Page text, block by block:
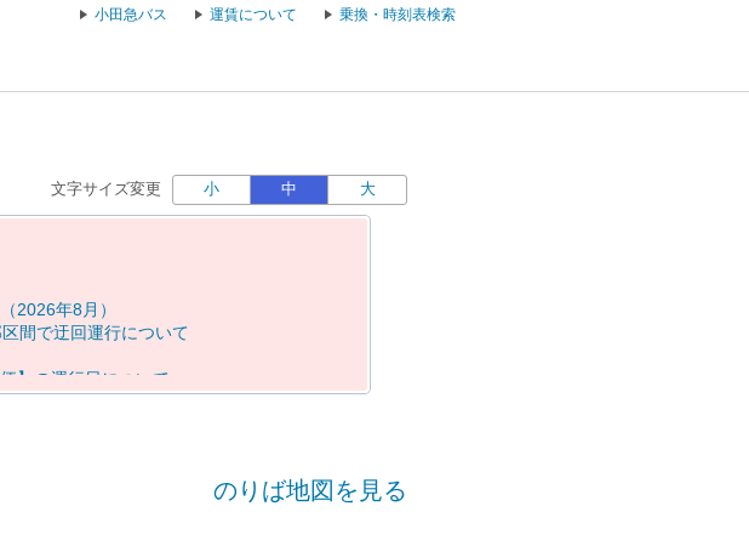
小田急バス 運賃について 乗換・時刻表検索
文字サイズ変更 小 中 大
（2026年8月 ）
区間で迂回運行について
便】 の 運行日 に つ い て
のりば地図を見る